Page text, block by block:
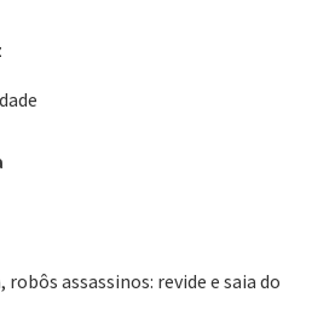
assassinos: revide e saia do